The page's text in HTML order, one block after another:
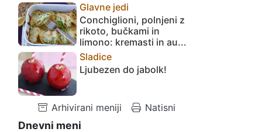
Glavne jedi
Conchiglioni, polnjeni z
rikoto, bučkami in
limono: kremasti in au...
Sladice
Ljubezen do jabolk!
Arhivirani meniji Natisni
Dnevni meni